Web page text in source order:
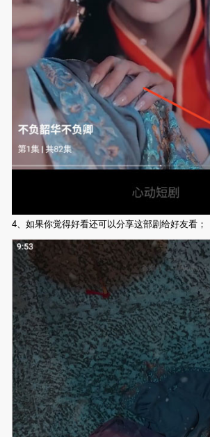
4、如果你觉得好看还可以分享这部剧给好友看；